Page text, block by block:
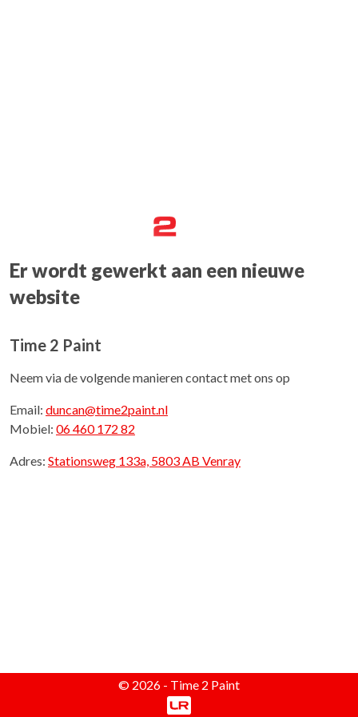
Er wordt gewerkt aan een nieuwe
website
Time 2 Paint
Neem via de volgende manieren contact met ons op
Email: duncan@time2paint.nl
Mobiel: 06 460 172 82
Adres: Stationsweg 133a, 5803 AB Venray
© 2026 - Time 2 Paint